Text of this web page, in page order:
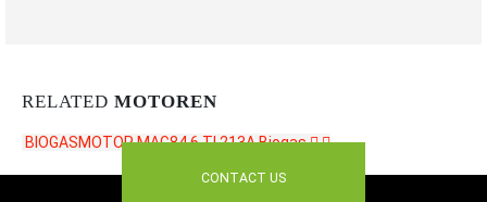
RELATED MOTOREN
BIOGASMOTOR MAG84.6 TI 213ABiogas
CONTACT US